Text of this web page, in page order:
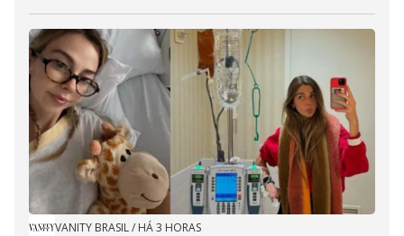
VANITY BRASIL/ HÁ 3 HORAS